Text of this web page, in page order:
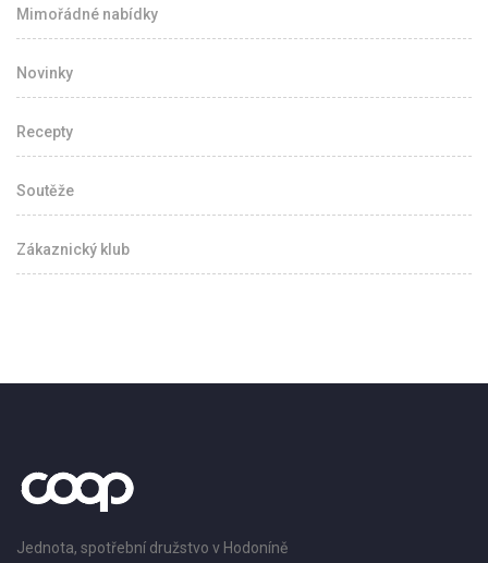
Mimořádné nabídky
Novinky
Recepty
Soutěže
Zákaznický klub
Jednota, spotřební družstvo v Hodoníně